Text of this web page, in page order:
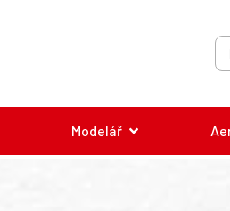
Modelář